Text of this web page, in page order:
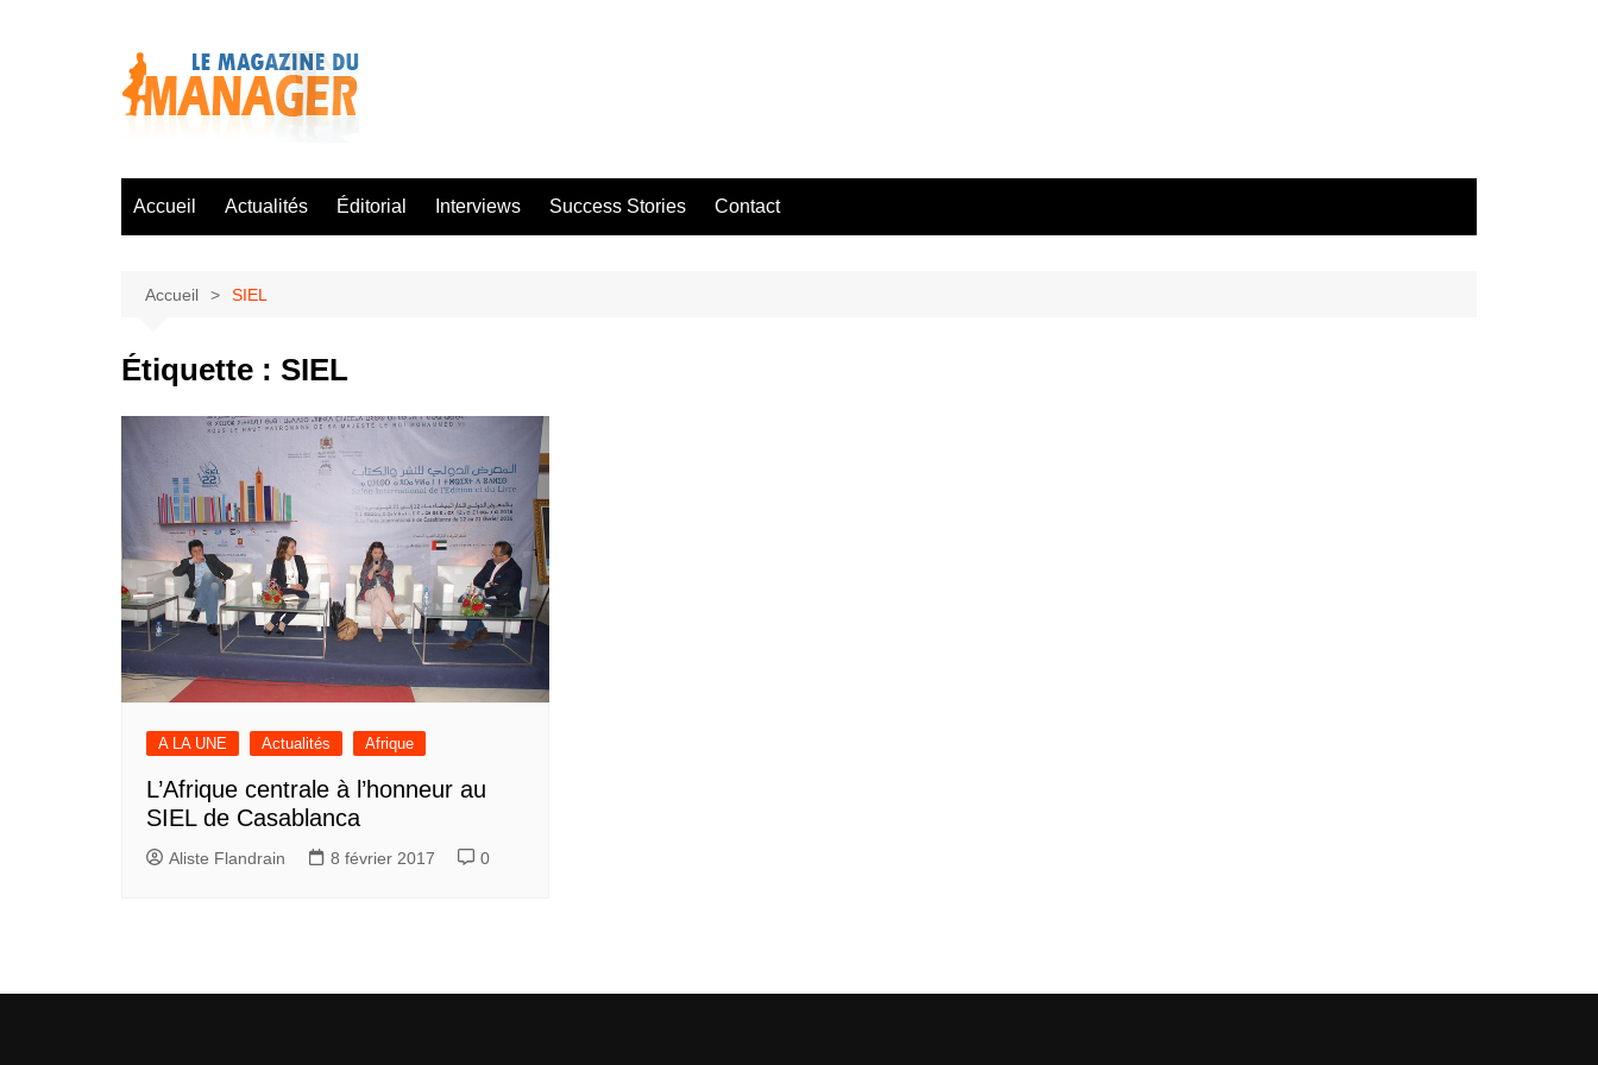
Accueil Actualités Éditorial Interviews Success Stories Contact
Accueil SIEL
Étiquette : SIEL
A LA UNE Actualités Afrique
L’Afrique centrale à l’honneur au
SIEL de Casablanca
Aliste Flandrain 8 février 2017 0